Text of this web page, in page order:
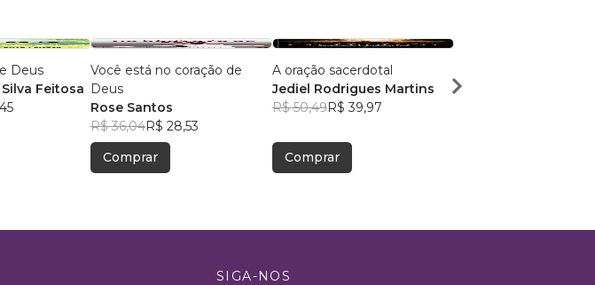
Deus
Feitosa
Você está no coração de
Deus
Rose Santos
R$ 36,04R$ 28,53
Comprar
A oração sacerdotal
Jediel Rodrigues Martins
R$ 50,49R$ 39,97
Comprar
Mulheres
SIGA-NOS